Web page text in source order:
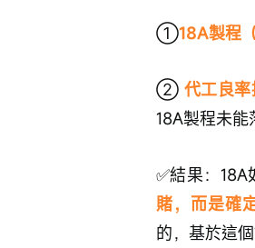
①18A製程
② 代工良
18A製程未
✅結果：
賭，而是確
的，基於這